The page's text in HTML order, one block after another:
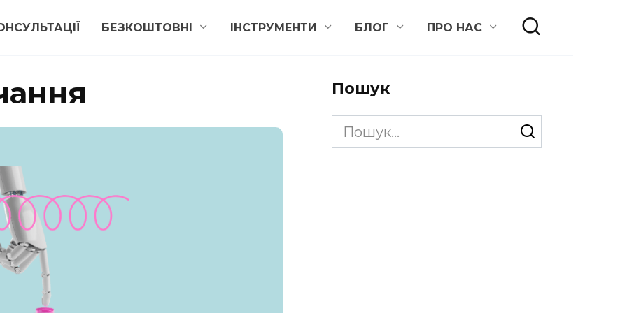
БЕЗКОШТОВНІ ІНСТРУМЕНТИ БЛОГ ПРО НАС
Пошук
Search
for: